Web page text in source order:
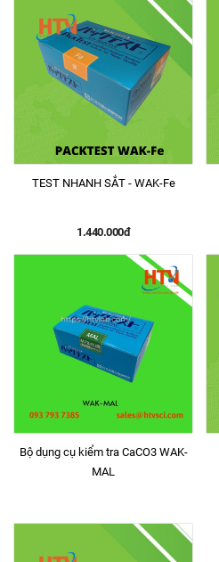
TEST NHANH SẮT - WAK-Fe
1.440.000đ
Bộ dụng cụ kiểm tra CaCO3 WAK-
MAL